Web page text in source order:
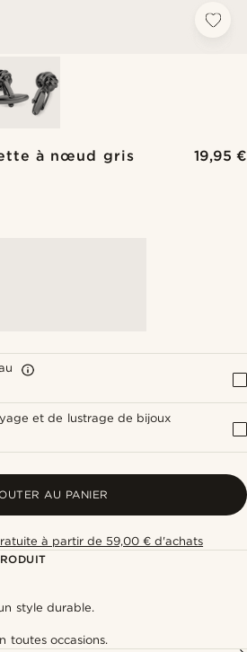
à nœud gris
19,95 €
et de lustrage de bijoux
AU PANIER
à partir de 59,00 € d'achats
style durable.
toutes occasions.